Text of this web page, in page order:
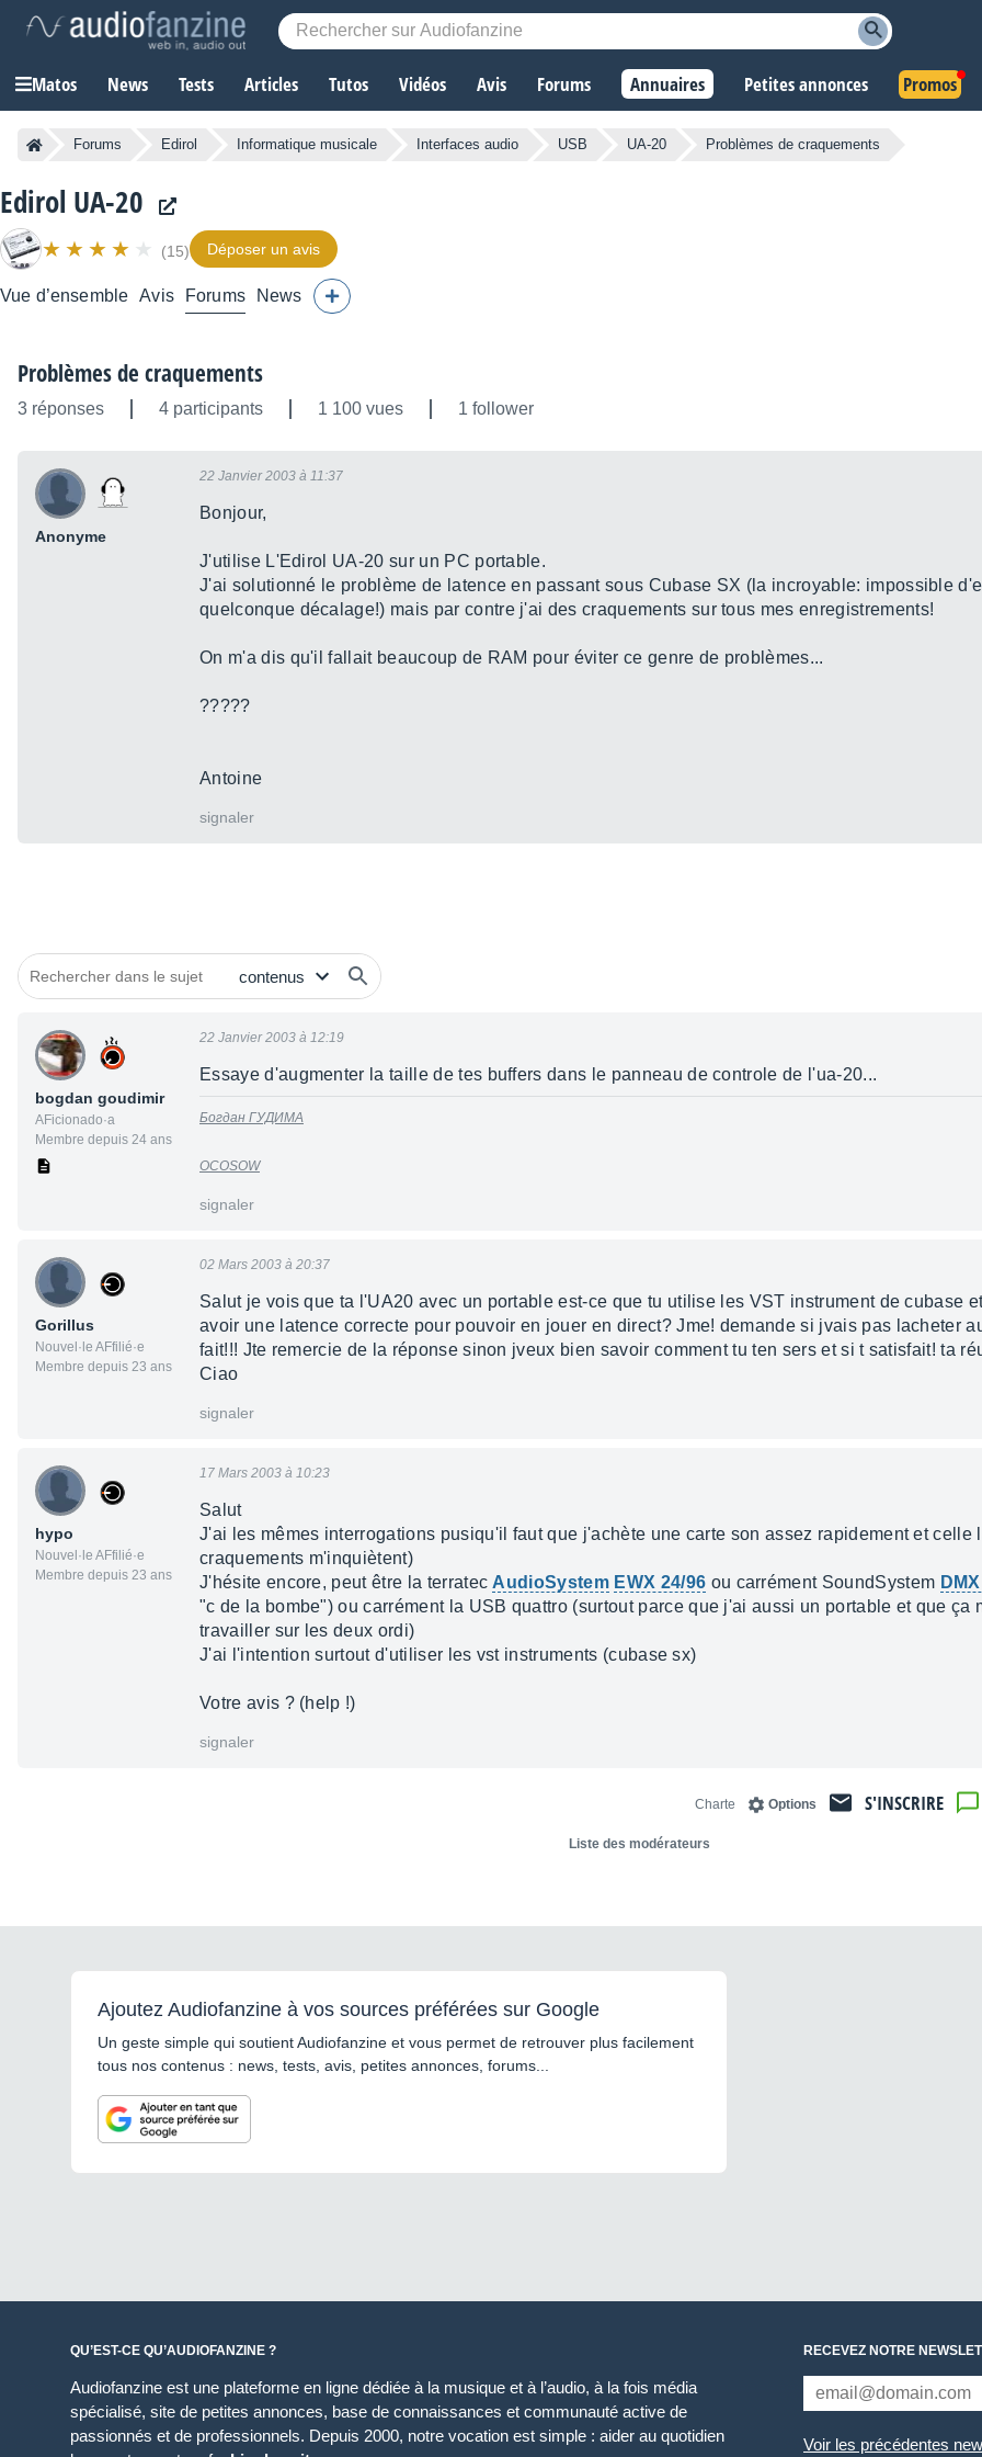
Matos News Tests Articles Tutos Vidéos Avis Forums Annuaires Petites annonces Promos
Forums Edirol Informatique musicale Interfaces audio USB UA-20 Problèmes de craquements
Edirol UA-20
(15) Déposer un avis
Vue d’ensemble Avis Forums News
Problèmes de craquements
3 réponses 4 participants 1 100 vues 1 follower
Anonyme
22 Janvier 2003 à 11:37
Bonjour,
J'utilise L'Edirol UA-20 sur un PC portable.
J'ai solutionné le problème de latence en passant sous Cubase SX (la incroyable: impossible
quelconque décalage!) mais par contre j'ai des craquements sur tous mes enregistrements!
On m'a dis qu'il fallait beaucoup de RAM pour éviter ce genre de problèmes...
?????
Antoine
signaler
bogdan goudimir
AFicionado·a
Membre depuis 24 ans
22 Janvier 2003 à 12:19
Essaye d'augmenter la taille de tes buffers dans le panneau de controle de l'ua-20...
Богдан ГУДИМА
OCOSOW
signaler
Gorillus
Nouvel·le AFfilié·e
Membre depuis 23 ans
02 Mars 2003 à 20:37
Salut je vois que ta l'UA20 avec un portable est-ce que tu utilise les VST instrument de cubase
avoir une latence correcte pour pouvoir en jouer en direct? Jme! demande si jvais pas lacheter
fait!!! Jte remercie de la réponse sinon jveux bien savoir comment tu ten sers et si t satisfait! ta
Ciao
signaler
hypo
Nouvel·le AFfilié·e
Membre depuis 23 ans
17 Mars 2003 à 10:23
Salut
J'ai les mêmes interrogations pusiqu'il faut que j'achète une carte son assez rapidement et celle
craquements m'inquiètent)
J'hésite encore, peut être la terratec AudioSystem EWX 24/96 ou carrément SoundSystem
"c de la bombe") ou carrément la USB quattro (surtout parce que j'ai aussi un portable et que ça
travailler sur les deux ordi)
J'ai l'intention surtout d'utiliser les vst instruments (cubase sx)
Votre avis ? (help !)
signaler
S'INSCRIRE
Options
Charte
Liste des modérateurs
Ajoutez Audiofanzine à vos sources préférées sur Google
Un geste simple qui soutient Audiofanzine et vous permet de retrouver plus facilement
tous nos contenus : news, tests, avis, petites annonces, forums...
QU’EST-CE QU’AUDIOFANZINE ?
Audiofanzine est une plateforme en ligne dédiée à la musique et à l’audio, à la fois média
spécialisé, site de petites annonces, base de connaissances et communauté active de
passionnés et de professionnels. Depuis 2000, notre vocation est simple : aider au quotidien
RECEVEZ NOTRE
Voir les précédentes